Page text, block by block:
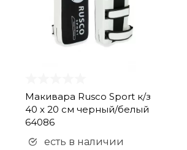
Макивара Rusco Sport к/з
40 х 20 см черный/белый
64086
есть в наличии